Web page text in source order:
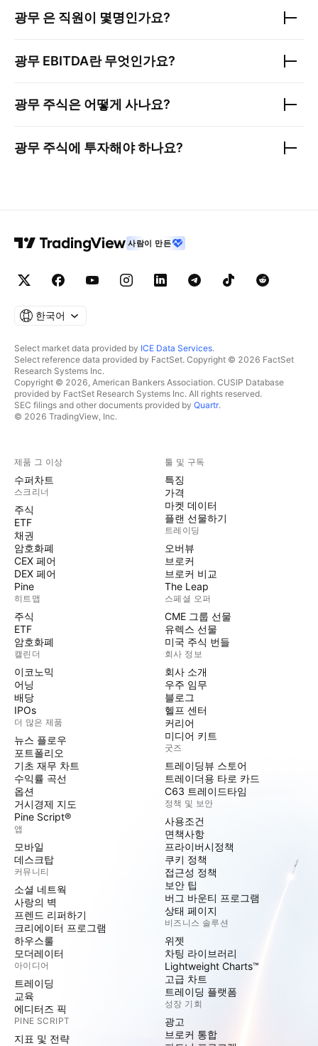
광무 은 직원이 몇명인가요?
광무 EBITDA란 무엇인가요?
광무 주식은 어떻게 사나요?
광무 주식에 투자해야 하나요?
사람이 만든
한국어
Select market data provided by ICE Data Services.
Select reference data provided by FactSet. Copyright © 2026 FactSet
Research Systems Inc.
Copyright © 2026, American Bankers Association. CUSIP Database
provided by FactSet Research Systems Inc. All rights reserved.
SEC filings and other documents provided by Quartr.
© 2026 TradingView, Inc.
제품 그 이상
수퍼차트
스크리너
주식
ETF
채권
암호화폐
CEX 페어
DEX 페어
Pine
히트맵
주식
ETF
암호화폐
캘린더
이코노믹
어닝
배당
IPOs
더 많은 제품
뉴스 플로우
포트폴리오
기초 재무 차트
수익률 곡선
옵션
거시경제 지도
Pine Script®
앱
모바일
데스크탑
커뮤니티
소셜 네트웍
사랑의 벽
프렌드 리퍼하기
크리에이터 프로그램
하우스룰
모더레이터
아이디어
트레이딩
교육
에디터즈 픽
PINE SCRIPT
지표 및 전략
툴 및 구독
특징
가격
마켓 데이터
플랜 선물하기
트레이딩
오버뷰
브로커
브로커 비교
The Leap
스페셜 오퍼
CME 그룹 선물
유렉스 선물
미국 주식 번들
회사 정보
회사 소개
우주 임무
블로그
헬프 센터
커리어
미디어 키트
굿즈
트레이딩뷰 스토어
트레이더용 타로 카드
C63 트레이드타임
정책 및 보안
사용조건
면책사항
프라이버시정책
쿠키 정책
접근성 정책
보안 팁
버그 바운티 프로그램
상태 페이지
비즈니스 솔루션
위젯
차팅 라이브러리
Lightweight Charts™
고급 차트
트레이딩 플랫폼
성장 기회
광고
브로커 통합